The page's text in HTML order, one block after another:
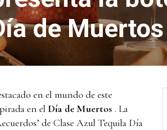
de Muertos
en el mundo de este
en el Día de Muertos . La
de Clase Azul Tequila Día